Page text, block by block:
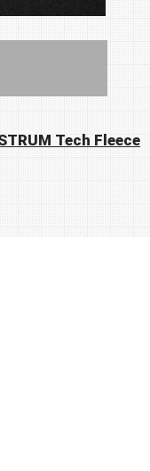
Tech Fleece